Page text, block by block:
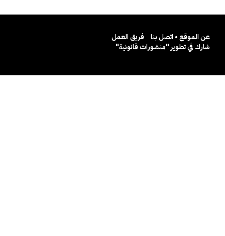
عن الموقع • اتصل بنا
فريق العمل
شارك في تطوير "منشورات قانونية"